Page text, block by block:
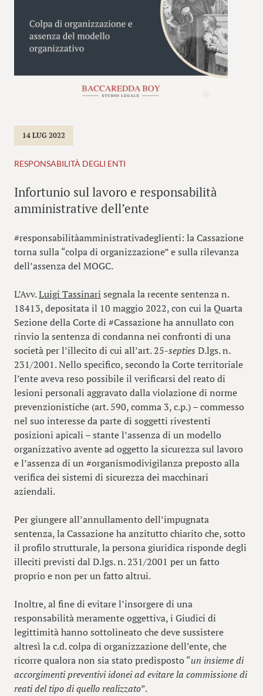
14 LUG 2022
RESPONSABILITÀ DEGLI ENTI
Infortunio sul lavoro e responsabilità
amministrative dell’ente
#responsabilitàamministrativadeglienti: la Cassazione
torna sulla “colpa di organizzazione” e sulla rilevanza
dell’assenza del MOGC.
L’Avv.Luigi Tassinari segnala la recente sentenza n.
18413, depositata il 10 maggio 2022, con cui la Quarta
Sezione della Corte di #Cassazione ha annullato con
rinvio la sentenza di condanna nei confronti di una
società per l’illecito di cui all’art. 25-septies D.lgs. n.
231/2001. Nello specifico, secondo la Corte territoriale
l’ente aveva reso possibile il verificarsi del reato di
lesioni personali aggravato dalla violazione di norme
prevenzionistiche (art. 590, comma 3, c.p.) – commesso
nel suo interesse da parte di soggetti rivestenti
posizioni apicali – stante l’assenza di un modello
organizzativo avente ad oggetto la sicurezza sul lavoro
e l’assenza di un #organismodivigilanza preposto alla
verifica dei sistemi di sicurezza dei macchinari
aziendali.
Per giungere all’annullamento dell’impugnata
sentenza, la Cassazione ha anzitutto chiarito che, sotto
il profilo strutturale, la persona giuridica risponde degli
illeciti previsti dal D.lgs. n. 231/2001 per un fatto
proprio e non per un fatto altrui.
Inoltre, al fine di evitare l’insorgere di una
responsabilità meramente oggettiva, i Giudici di
legittimità hanno sottolineato che deve sussistere
altresì la c.d. colpa di organizzazione dell’ente, che
ricorre qualora non sia stato predisposto “un insieme di
accorgimenti preventivi idonei ad evitare la commissione di
reati del tipo di quello realizzato”.